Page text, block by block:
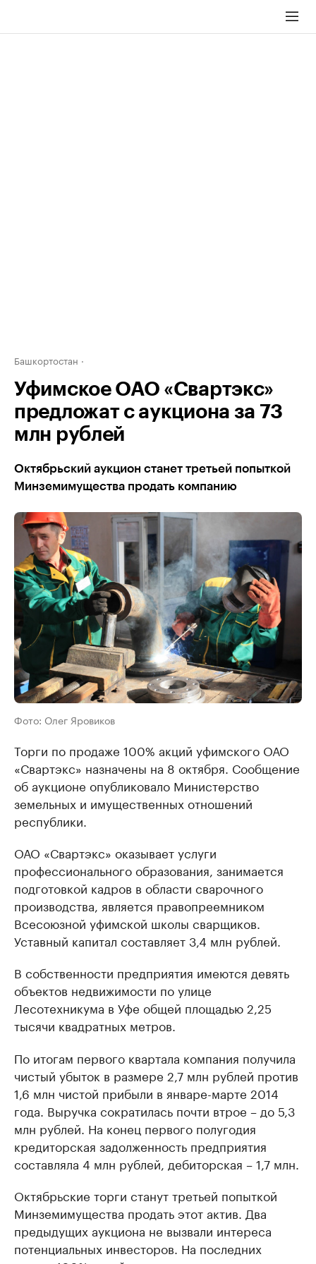
Башкортостан
Уфимское ОАО «Свартэкс»
предложат с аукциона за 73
млн рублей
Октябрьский аукцион станет третьей попыткой
Минземимущества продать компанию
Фото: Олег Яровиков
Торги по продаже 100% акций уфимского ОАО
«Свартэкс» назначены на 8 октября. Сообщение
об аукционе опубликовало Министерство
земельных и имущественных отношений
республики.
ОАО «Свартэкс» оказывает услуги
профессионального образования, занимается
подготовкой кадров в области сварочного
производства, является правопреемником
Всесоюзной уфимской школы сварщиков.
Уставный капитал составляет 3,4 млн рублей.
В собственности предприятия имеются девять
объектов недвижимости по улице
Лесотехникума в Уфе общей площадью 2,25
тысячи квадратных метров.
По итогам первого квартала компания получила
чистый убыток в размере 2,7 млн рублей против
1,6 млн чистой прибыли в январе-марте 2014
года. Выручка сократилась почти втрое – до 5,3
млн рублей. На конец первого полугодия
кредиторская задолженность предприятия
составляла 4 млн рублей, дебиторская – 1,7 млн.
Октябрьские торги станут третьей попыткой
Минземимущества продать этот актив. Два
предыдущих аукциона не вызвали интереса
потенциальных инвесторов. На последних